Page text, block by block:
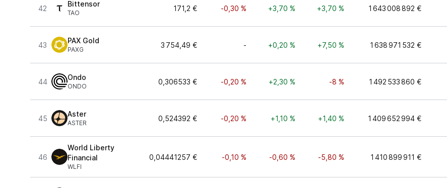
42
Bittensor
TAO
171,2 € -0,30 % +3,70 % +3,70 % 1 643 008 892 €
43
PAX Gold
PAXG
3 754,49 € - +0,20 % +7,50 % 1 638 971 532 €
44
Ondo
ONDO
0,306533 € -0,20 % +2,30 % -8 % 1 492 533 860 €
45
Aster
ASTER
0,524392 € -0,20 % +1,10 % +1,40 % 1 409 652 994 €
46
World Liberty
Financial
WLFI
0,04441257 € -0,10 % -0,60 % -5,80 % 1 410 899 911 €